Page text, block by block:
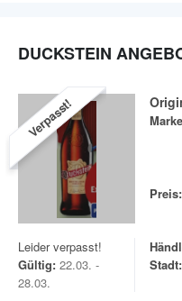
DUCKSTEIN
Verpasst!
Preis:
Leider verpasst!
Gültig: 22.03. -
28.03.
Stadt: